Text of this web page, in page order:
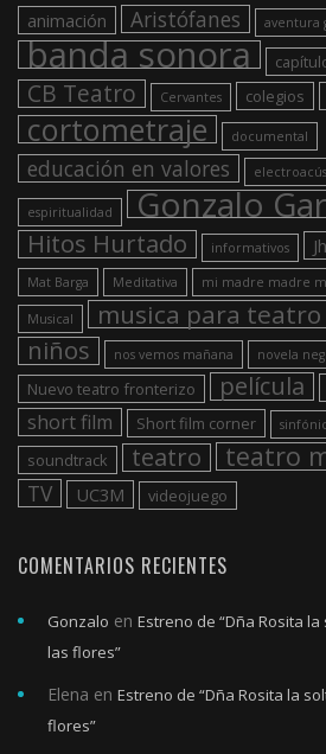
animación Aristófanes aventura
banda sonora
CB Teatro Cervantes colegios
cortometraje documental
educación en valores
espiritualidad Gonzalo
Hitos Hurtado informativos
Mat Barga Meditativa mi madre madre
Musical musica para teatro
niños nos vemos mañana novela
Nuevo teatro fronterizo película
short film Short film corner
soundtrack teatro teatro
TV UC3M videojuego
COMENTARIOS RECIENTES
Gonzalo en Estreno de “Dña Rosita
las flores”
Elena en Estreno de “Dña Rosita la
flores”